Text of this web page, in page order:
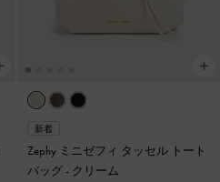
新着
Zephy ミニゼフィ タッセル トート
バッグ- クリーム